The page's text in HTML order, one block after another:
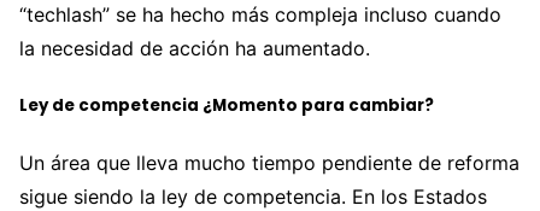
“techlash” se ha hecho más compleja incluso cuando
la necesidad de acción ha aumentado.
Ley de competencia ¿Momento para cambiar?
Un área que lleva mucho tiempo pendiente de reforma
sigue siendo la ley de competencia. En los Estados